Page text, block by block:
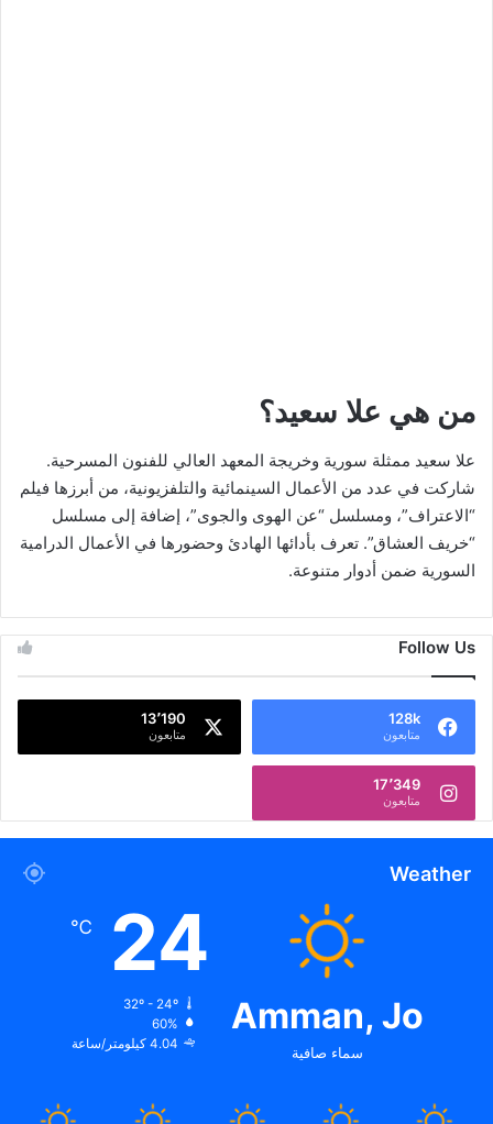
من هي علا سعيد؟
علا سعيد ممثلة سورية وخريجة المعهد العالي للفنون المسرحية.
شاركت في عدد من الأعمال السينمائية والتلفزيونية، من أبرزها فيلم
“الاعتراف”، ومسلسل “عن الهوى والجوى”، إضافة إلى مسلسل
“خريف العشاق”. تعرف بأدائها الهادئ وحضورها في الأعمال الدرامية
السورية ضمن أدوار متنوعة.
Follow Us
128k
متابعون
13٬190
متابعون
17٬349
متابعون
Weather
Amman, Jo
سماء صافية
24
℃
32º - 24º
60%
4.04 كيلومتر/ساعة